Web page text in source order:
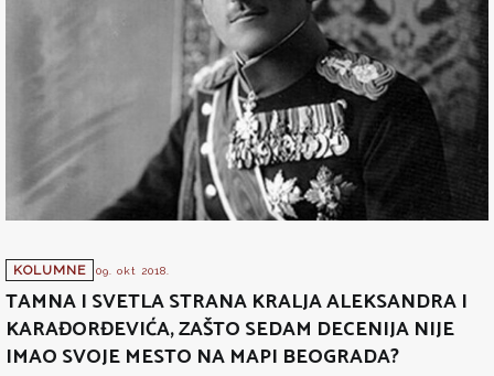
KOLUMNE 09. okt 2018.
TAMNA I SVETLA STRANA KRALJA ALEKSANDRA I
KARAĐORĐEVIĆA, ZAŠTO SEDAM DECENIJA NIJE
IMAO SVOJE MESTO NA MAPI BEOGRADA?